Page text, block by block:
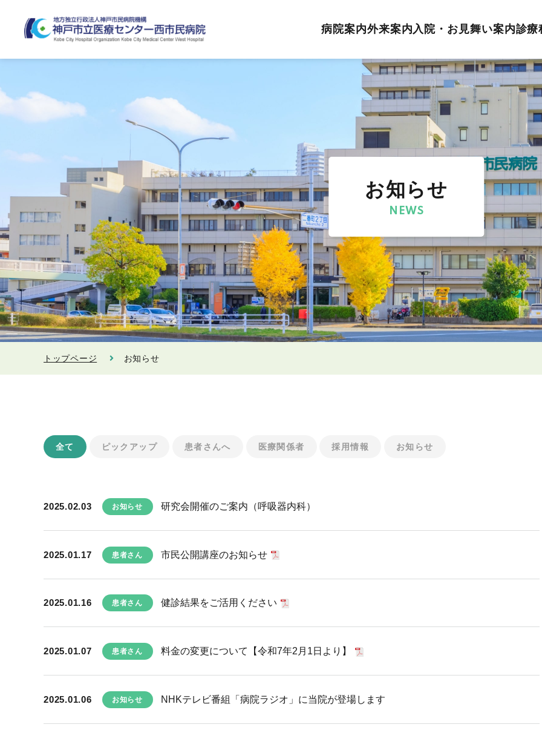
病院案内外来案内入院・お見舞い案内診療
お知らせ
NEWS
トップページ お知らせ
全て ピックアップ 患者さんへ 医療関係者 採用情報 お知らせ
2025.02.03 お知らせ 研究会開催のご案内（呼吸器内科）
2025.01.17 患者さん 市民公開講座のお知らせ
2025.01.16 患者さん 健診結果をご活用ください
2025.01.07 患者さん 料金の変更について【令和7年2月1日より】
2025.01.06 お知らせ NHKテレビ番組「病院ラジオ」に当院が登場します